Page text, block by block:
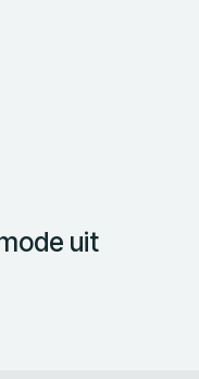
uit